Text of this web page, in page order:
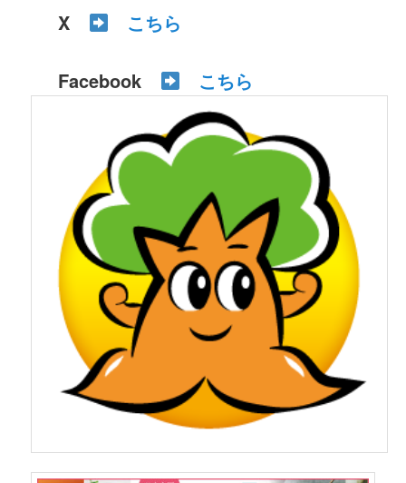
X こちら
Facebook こちら